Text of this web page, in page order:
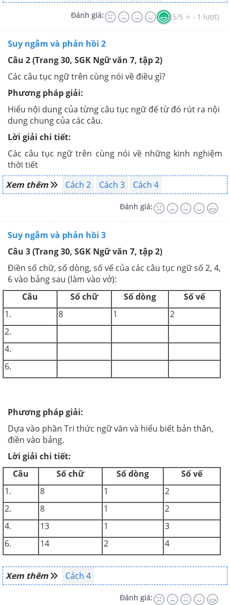
Đánh giá: (5/5 ⭐ - 1 lượt)
Suy ngẫm và phản hồi 2
Câu 2 (Trang 30, SGK Ngữ văn 7, tập 2)
Các câu tục ngữ trên cùng nói về điều gì?
Phương pháp giải:
Hiểu nội dung của từng câu tục ngữ để từ đó rút ra nội
dung chung của các câu.
Lời giải chi tiết:
Các câu tục ngữ trên cùng nói về những kinh nghiệm
thời tiết
Xem thêm
Cách 2 Cách 3 Cách 4
Đánh giá:
Suy ngẫm và phản hồi 3
Câu 3 (Trang 30, SGK Ngữ văn 7, tập 2)
Điền số chữ, số dòng, số vế của các câu tục ngữ số 2, 4,
6 vào bảng sau (làm vào vở):
Câu
Số chữ Số dòng
Số vế
1.
8 1
2
2.
4.
6.
Phương pháp giải:
Dựa vào phần Tri thức ngữ văn và hiểu biết bản thân,
điền vào bảng.
Lời giải chi tiết:
Câu
Số chữ Số dòng
Số vế
1.
8 1
2
2.
8 1
2
4.
13 1
3
6.
14 2 4
Xem thêm Cách 4
Đánh giá: